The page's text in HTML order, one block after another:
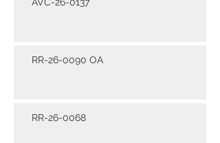
RR-26-0090 OA
RR-26-0068